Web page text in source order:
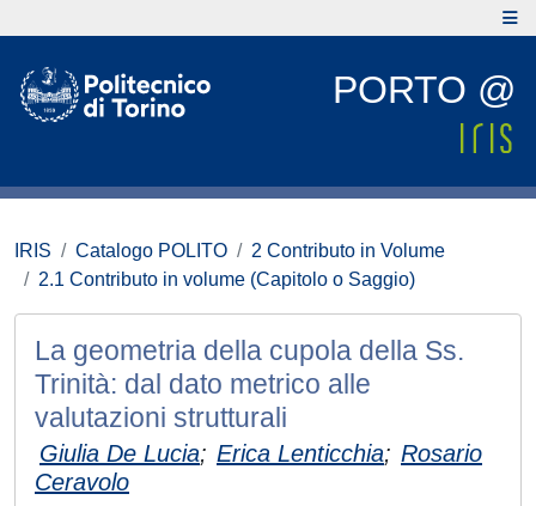
PORTO @
IRIS Catalogo POLITO
2 Contributo in Volume
2.1 Contributo in volume (Capitolo o Saggio)
La geometria della cupola della Ss.
Trinità: dal dato metrico alle
valutazioni strutturali
Giulia De Lucia; Erica Lenticchia; Rosario
Ceravolo